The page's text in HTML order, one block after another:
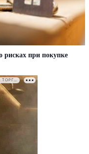
рисках при покупке
РЕКЛАМА • ООО СТРОИТЕЛЬНЫЙ ТОРГОВЫЙ ДОМ «ПЕТРОВИЧ». ИНН: 7802348846